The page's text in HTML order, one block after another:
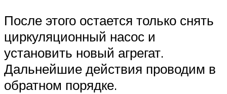
После этого остается только снять
циркуляционный насос и
установить новый агрегат.
Дальнейшие действия проводим в
обратном порядке.